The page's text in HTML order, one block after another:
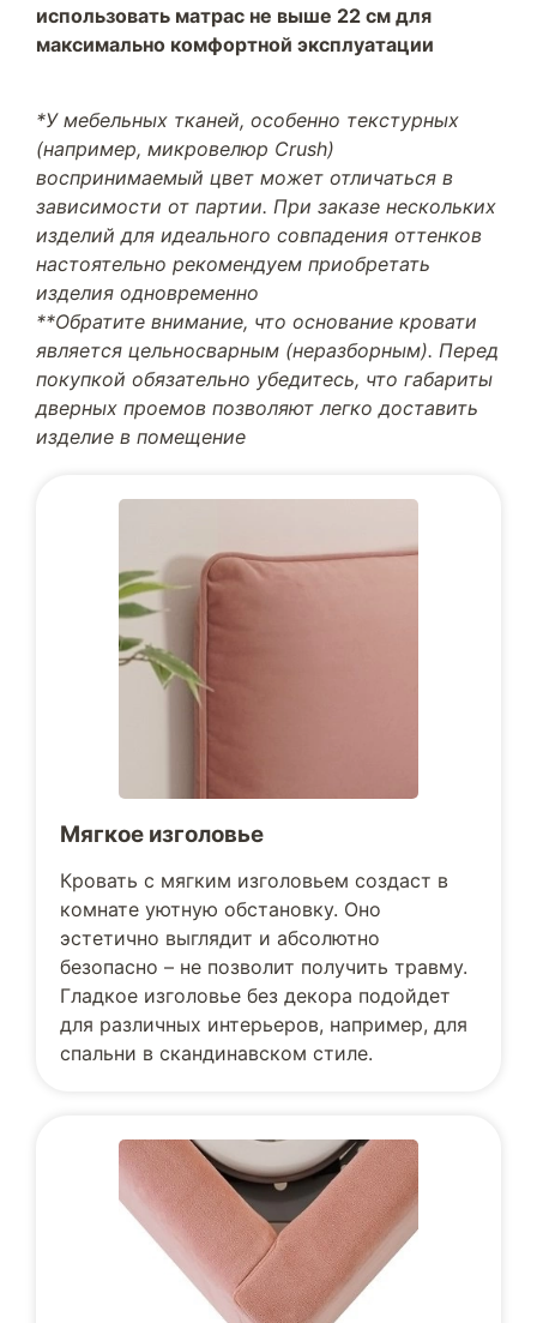
использовать матрас не выше 22 см для
максимально комфортной эксплуатации
*У мебельных тканей, особенно текстурных
(например, микровелюр Crush)
воспринимаемый цвет может отличаться в
зависимости от партии. При заказе нескольких
изделий для идеального совпадения оттенков
настоятельно рекомендуем приобретать
изделия одновременно
**Обратите внимание, что основание кровати
является цельносварным (неразборным). Перед
покупкой обязательно убедитесь, что габариты
дверных проемов позволяют легко доставить
изделие в помещение
Мягкое изголовье
Кровать с мягким изголовьем создаст в
комнате уютную обстановку. Оно
эстетично выглядит и абсолютно
безопасно – не позволит получить травму.
Гладкое изголовье без декора подойдет
для различных интерьеров, например, для
спальни в скандинавском стиле.